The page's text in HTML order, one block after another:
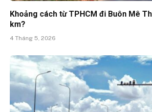
Khoảng cách từ TPHCM đi Buôn Mê
km?
4 Tháng 5, 2026